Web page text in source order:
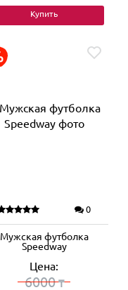
Купить
0
Мужская футболка
Speedway
Цена:
6000₸